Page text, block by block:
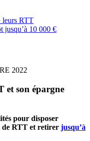
leurs RTT
jusqu’à 10 000 €
2022
et son épargne
pour disposer
de RTT et retirer jusqu’à